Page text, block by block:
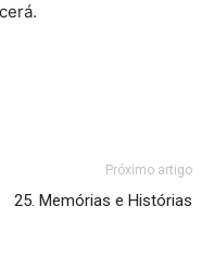
Próximo artigo
25. Memórias e Histórias